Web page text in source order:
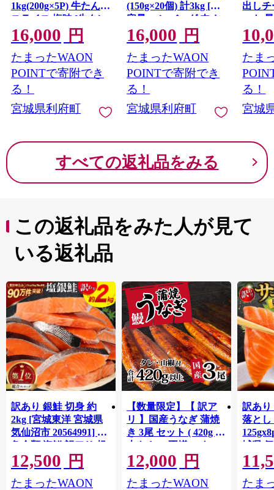
1kg(200g×5P) 牛たん
スライス 塩味 [牛タン
タン塩 希少 部位 タン
中 タン元 塩ダレ タレ
小分け 仙台 名物 厚切
肉厚 おいしい 美味 牛
肉 焼肉 バーベキュー
BBQ 宮城県 利府町 船
田食品] 宮城県利府町
16,000 円
たまったWAON
POINTで寄附でき
る！
宮城県利府町
(150g×20個) 計3kg [大
容量 ハンバーグ 肉 お
かず 惣菜 個包装 簡単
湯せん 洋食 湯煎 個別
包装 小分 お弁当 便利
お試し] 宮城県利府町
16,000 円
たまったWAON
POINTで寄附でき
る！
宮城県利府町
出しチ
ット
以内
ムー
スイー
トリー
リーム
ろ] 宮
たま
る！
宮城
すべての返礼品をみる
この返礼品をみた人が見て
いる返礼品
訳あり 銀鮭 切身 約
2kg [宮城東洋 宮城県
気仙沼市 20564991] 鮭
魚介類 海鮮 訳アリ 規
格外 不揃い さけ サケ
鮭切身 シャケ 切り身
冷凍 家庭用 おかず 弁
12,500 円
たまったWAON
【数量限定】【 訳ア
リ 】国産うなぎ 蒲焼
き 3尾 セット ( 420g )
大きさ の不揃い タ
レ・山椒付き ウナギ
鰻 ふぞろい 不揃い う
な重 ひつまぶし 人気
12,000 円
たまったWAON
訳あり
落とし
城県
お刺し
生 生
たま